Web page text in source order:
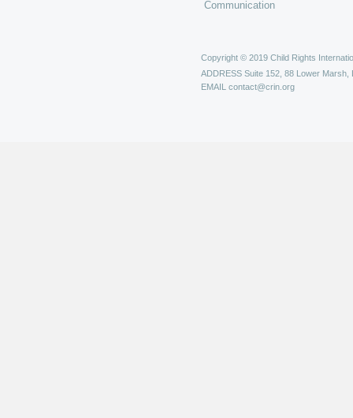
Communication
Copyright © 2019 Child Rights
ADDRESS Suite 152, 88 Lower Marsh,
EMAIL contact@crin.org